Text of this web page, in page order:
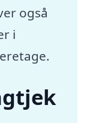
også
i